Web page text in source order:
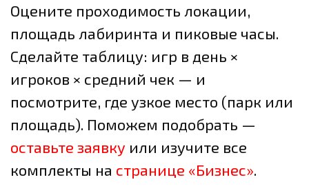
Оцените проходимость локации,
площадь лабиринта и пиковые часы.
Сделайте таблицу: игр в день ×
игроков × средний чек — и
посмотрите, где узкое место (парк или
площадь). Поможем подобрать —
оставьте заявку или изучите все
комплекты на странице «Бизнес».